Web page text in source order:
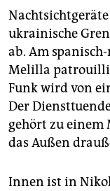
ukrainische
ab. Am
Melilla
Funk wird von
Der
gehört zu einem
das Außen
Innen ist in